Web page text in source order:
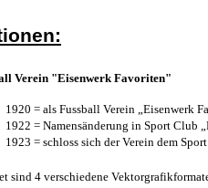
Verein "Eisenwerk Favoriten"
1920 = als Fussball Verein „Eisenwerk
1922 = Namensänderung in Sport Club
1923 = schloss sich der Verein dem
sind 4 verschiedene